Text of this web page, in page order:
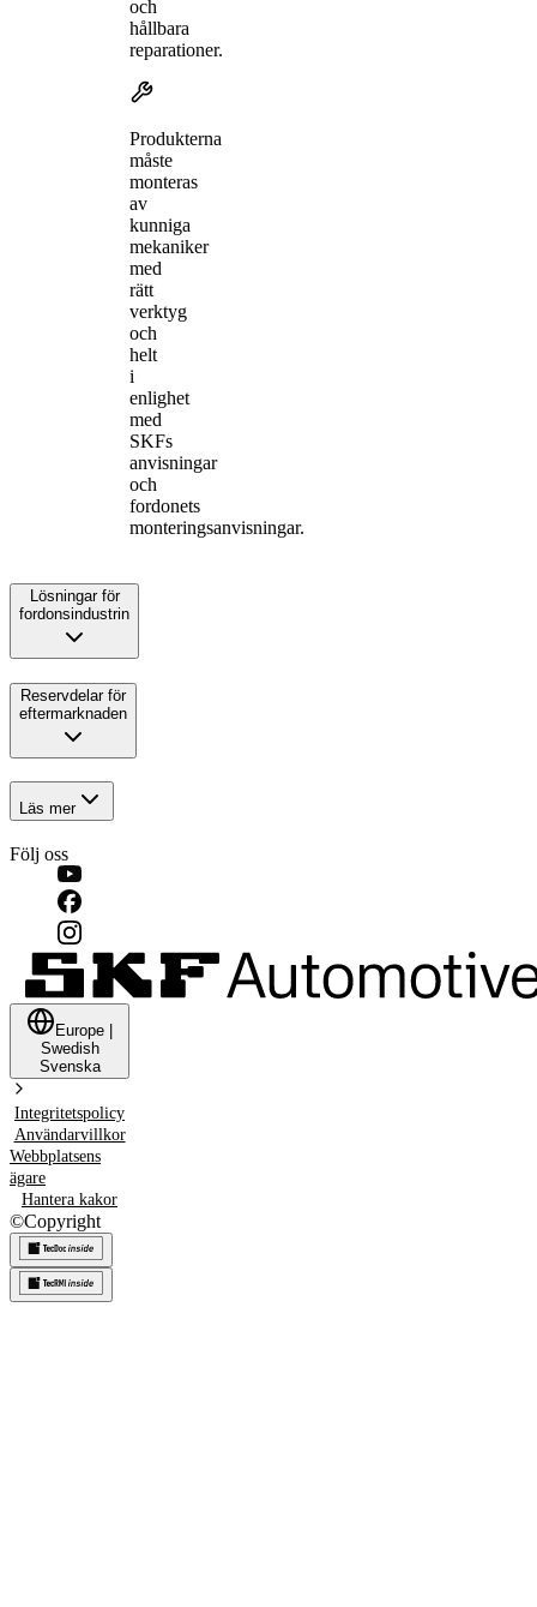
och
hållbara
reparationer.
Produkterna
måste
monteras
av
kunniga
mekaniker
med
rätt
verktyg
och
helt
i
enlighet
med
SKFs
anvisningar
och
fordonets
monteringsanvisningar.
Lösningar för
fordonsindustrin
Reservdelar för
eftermarknaden
Läs mer
Följ oss
Europe
Swedish
Svenska
Integritetspolicy
Användarvillkor
Webbplatsens
ägare
Hantera kakor
©Copyright